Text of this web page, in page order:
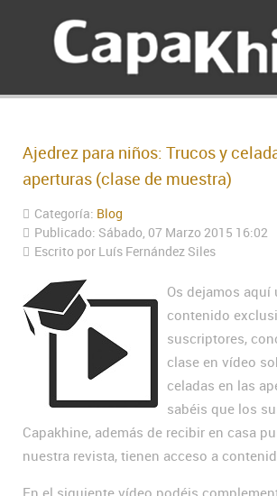
Ajedrez para niños: Trucos y
aperturas (clase de muestra)
Categoría: Blog
Publicado: Sábado, 07 Marzo 2015 16:02
Escrito por Luís Fernández Siles
Os dejamos aquí
contenido
suscriptores,
clase en vídeo
celadas en las
sabéis que los
Capakhine, además de recibir en casa
nuestra revista, tienen acceso a
En el siguiente vídeo podéis